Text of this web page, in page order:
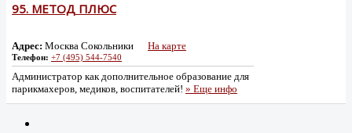
95. МЕТОД ПЛЮС
Адрес: Москва Сокольники На карте
Телефон: +7 (495) 544-7540
Администратор как дополнительное образование для
парикмахеров, медиков, воспитателей! » Еще инфо